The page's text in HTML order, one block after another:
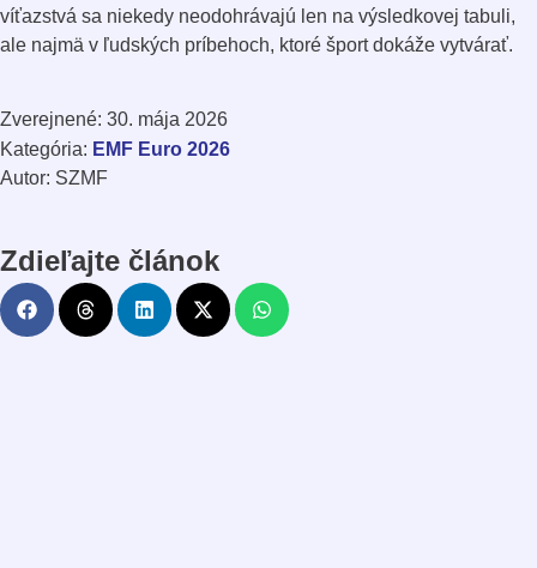
víťazstvá sa niekedy neodohrávajú len na výsledkovej tabuli,
ale najmä v ľudských príbehoch, ktoré šport dokáže vytvárať.
Zverejnené: 30. mája 2026
Kategória: EMF Euro 2026
Autor: SZMF
Zdieľajte článok